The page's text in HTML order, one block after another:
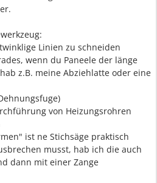
Linien zu schneiden
wenn du Paneele der länge
z.B. meine Abziehlatte oder eine
von Heizungsrohren
ist ne Stichsäge praktisch
musst, hab ich die auch
dann mit einer Zange